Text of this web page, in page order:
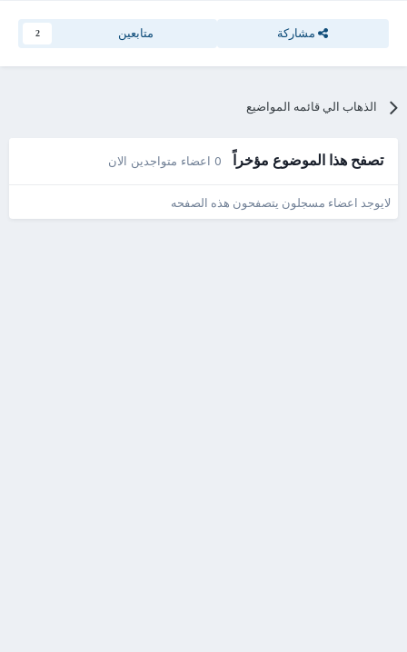
مشاركة متابعين 2
الذهاب الي قائمه المواضيع
تصفح هذا الموضوع مؤخراً 0 اعضاء متواجدين الان
لايوجد اعضاء مسجلون يتصفحون هذه الصفحه